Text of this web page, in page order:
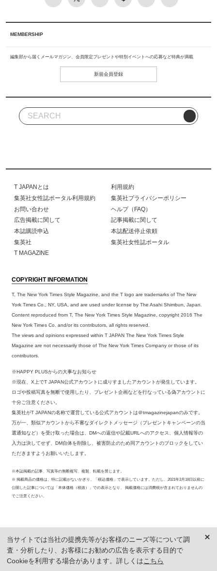
MEMBERSHIP
編集部から届くメールマガジン、会員限定プレゼントや特別イベントへの応募など特典が満載
新規会員登録
T JAPANとは
利用規約
集英社女性誌ポータル利用規約
集英社プライバシーポリシー
お問い合わせ
ヘルプ（FAQ）
広告掲載に関して
記事掲載に関して
本誌購読申込
本誌配送停止依頼
集英社
集英社女性誌ポータル
T MAGAZINE
COPYRIGHT INFORMATION
T, The New York Times Style Magazine, and the T logo are trademarks of The New
York Times Co., NY, USA, and are used under license by The Asahi Shimbun, Japan.
Content reproduced from T, The New York Times Style Magazine, copyright 2016 The
New York Times Co. and/or its contributors, all rights reserved.
The views and opinions expressed within T JAPAN The New York Times Style
Magazine are not necessarily those of The New York Times Company or those of its
contributors.
※HAPPY PLUSからの大事なお知らせ
※現在、X上でT JAPAN公式アカウントに成りすましたアカウントが発生しています。
ロゴや投稿写真を無断で使用したり、プレゼント企画などを行なっている偽アカウントに
十分ご注意ください。
集英社がT JAPANの名称で運営している公式アカウントは＠tmagazinejapanのみです。
万が一、類似アカウントから不審なダイレクトメッセージ（プレゼントキャンペーンの当
選通知など）を受け取った場合は、DMへの返信や記載URLへのアクセス、個人情報等の
入力は決してせず、DM自体を削除し、被害防止のため同アカウントのブロックをしてい
ただきますようお願いいたします。
※本誌掲載の記事、写真等の無断複写、複製、転載を禁じます。
※ 掲載商品の価格は、特に記載がないかぎり、「税込価格」で表示しています。ただし、2021年3月18日以前に
公開した記事については「本体価格（税抜）」での表示となり、 掲載価格には消費税が含まれておりませんの
でご注意ください。
当サイトでは当社の提携先等がお客様のニーズ等について調
査・分析したり、お客様にお勧めの広告を表示する目的で
Cookieを利用する場合があります。詳しくはこちら